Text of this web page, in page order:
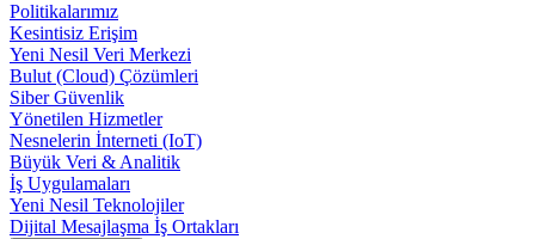
Politikalarımız
Kesintisiz Erişim
Yeni Nesil Veri Merkezi
Bulut (Cloud) Çözümleri
Siber Güvenlik
Yönetilen Hizmetler
Nesnelerin İnterneti (IoT)
Büyük Veri & Analitik
İş Uygulamaları
Yeni Nesil Teknolojiler
Dijital Mesajlaşma İş Ortakları